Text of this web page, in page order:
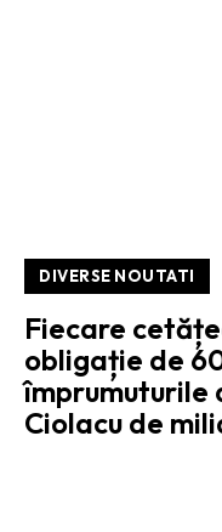
DIVERSE NOUTATI
Fiecare
obligație de
împrumuturile
Ciolacu de